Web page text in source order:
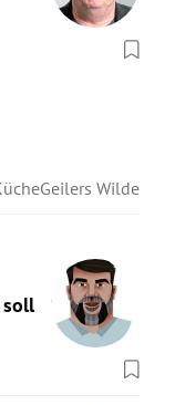
Geilers Wilder
soll